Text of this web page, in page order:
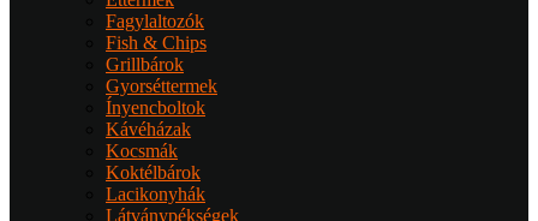
Fagylaltozók
Fish & Chips
Grillbárok
Gyorséttermek
Ínyencboltok
Kávéházak
Kocsmák
Koktélbárok
Lacikonyhák
Látványpékségek